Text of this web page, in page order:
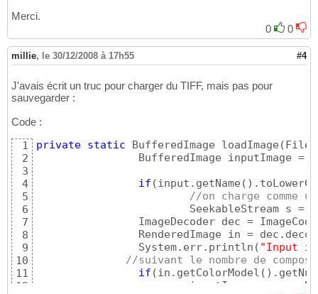
43
45
}
Merci.
0
0
millie, le 30/12/2008 à 17h55 #4
J'avais écrit un truc pour charger du TIFF, mais pas pour
sauvegarder :
Code :
1
2
3
4
5
6
7
8
9
10
11
12
private static BufferedImage loadImage ( File
		BufferedImage inputImage =
if (input.getName ( )
//on charge comme
			SeekableStream s =
ImageDecoder dec =
RenderedImage in =
	        System.err.println
( "Input
//suivant le nombre de
if (in.getColorModel ( )
	        	inputImage =